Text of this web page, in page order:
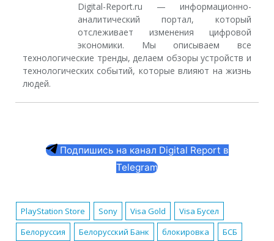
Digital-Report.ru — информационно-
аналитический портал, который
отслеживает изменения цифровой
экономики. Мы описываем все
технологические тренды, делаем обзоры устройств и
технологических событий, которые влияют на жизнь
людей.
Подпишись на канал Digital Report в
Telegram
PlayStation Store Sony Visa Gold
Visa Бусел
Белоруссия
Белорусский Банк блокировка
БСБ